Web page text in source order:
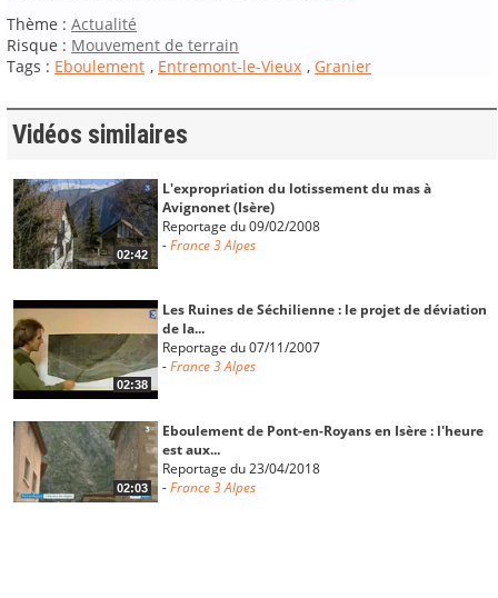
Thème : Actualité
Risque : Mouvement de terrain
Tags : Eboulement , Entremont-le-Vieux , Granier
Vidéos similaires
02:42
L'expropriation du lotissement du mas à
Avignonet (Isère)
Reportage du 09/02/2008
-France 3 Alpes
02:38
Les Ruines de Séchilienne : le projet de déviation
de la...
Reportage du 07/11/2007
-France 3 Alpes
02:03
Eboulement de Pont-en-Royans en Isère : l'heure
est aux...
Reportage du 23/04/2018
-France 3 Alpes